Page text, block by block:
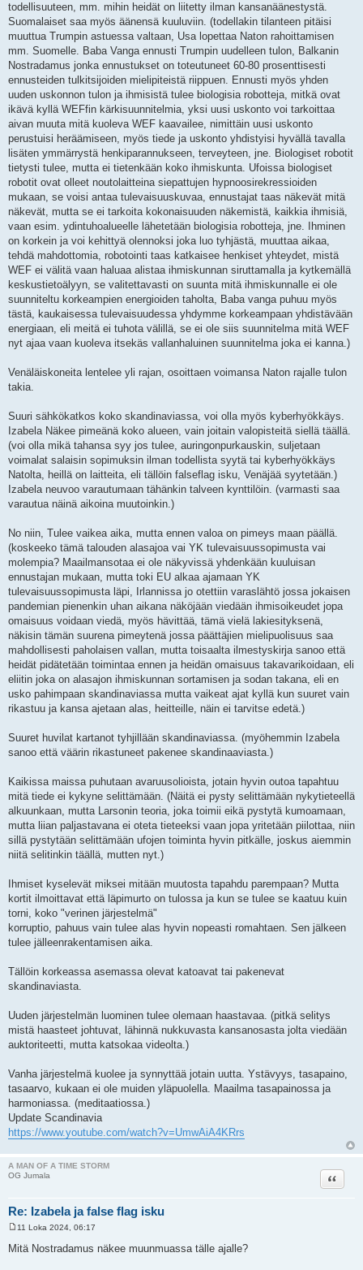
todellisuuteen, mm. mihin heidät on liitetty ilman kansanäänestystä.
Suomalaiset saa myös äänensä kuuluviin. (todellakin tilanteen pitäisi
muuttua Trumpin astuessa valtaan, Usa lopettaa Naton rahoittamisen
mm. Suomelle. Baba Vanga ennusti Trumpin uudelleen tulon, Balkanin
Nostradamus jonka ennustukset on toteutuneet 60-80 prosenttisesti
ennusteiden tulkitsijoiden mielipiteistä riippuen. Ennusti myös yhden
uuden uskonnon tulon ja ihmisistä tulee biologisia robotteja, mitkä ovat
ikävä kyllä WEFfin kärkisuunnitelmia, yksi uusi uskonto voi tarkoittaa
aivan muuta mitä kuoleva WEF kaavailee, nimittäin uusi uskonto
perustuisi heräämiseen, myös tiede ja uskonto yhdistyisi hyvällä tavalla
lisäten ymmärrystä henkiparannukseen, terveyteen, jne. Biologiset robotit
tietysti tulee, mutta ei tietenkään koko ihmiskunta. Ufoissa biologiset
robotit ovat olleet noutolaitteina siepattujen hypnoosirekressioiden
mukaan, se voisi antaa tulevaisuuskuvaa, ennustajat taas näkevät mitä
näkevät, mutta se ei tarkoita kokonaisuuden näkemistä, kaikkia ihmisiä,
vaan esim. ydintuhoalueelle lähetetään biologisia robotteja, jne. Ihminen
on korkein ja voi kehittyä olennoksi joka luo tyhjästä, muuttaa aikaa,
tehdä mahdottomia, robotointi taas katkaisee henkiset yhteydet, mistä
WEF ei välitä vaan haluaa alistaa ihmiskunnan siruttamalla ja kytkemällä
keskustietoälyyn, se valitettavasti on suunta mitä ihmiskunnalle ei ole
suunniteltu korkeampien energioiden taholta, Baba vanga puhuu myös
tästä, kaukaisessa tulevaisuudessa yhdymme korkeampaan yhdistävään
energiaan, eli meitä ei tuhota välillä, se ei ole siis suunnitelma mitä WEF
nyt ajaa vaan kuoleva itsekäs vallanhaluinen suunnitelma joka ei kanna.)
Venäläiskoneita lentelee yli rajan, osoittaen voimansa Naton rajalle tulon
takia.
Suuri sähkökatkos koko skandinaviassa, voi olla myös kyberhyökkäys.
Izabela Näkee pimeänä koko alueen, vain joitain valopisteitä siellä täällä.
(voi olla mikä tahansa syy jos tulee, auringonpurkauskin, suljetaan
voimalat salaisin sopimuksin ilman todellista syytä tai kyberhyökkäys
Natolta, heillä on laitteita, eli tällöin falseflag isku, Venäjää syytetään.)
Izabela neuvoo varautumaan tähänkin talveen kynttilöin. (varmasti saa
varautua näinä aikoina muutoinkin.)
No niin, Tulee vaikea aika, mutta ennen valoa on pimeys maan päällä.
(koskeeko tämä talouden alasajoa vai YK tulevaisuussopimusta vai
molempia? Maailmansotaa ei ole näkyvissä yhdenkään kuuluisan
ennustajan mukaan, mutta toki EU alkaa ajamaan YK
tulevaisuussopimusta läpi, Irlannissa jo otettiin varaslähtö jossa jokaisen
pandemian pienenkin uhan aikana näköjään viedään ihmisoikeudet jopa
omaisuus voidaan viedä, myös hävittää, tämä vielä lakiesityksenä,
näkisin tämän suurena pimeytenä jossa päättäjien mielipuolisuus saa
mahdollisesti paholaisen vallan, mutta toisaalta ilmestyskirja sanoo että
heidät pidätetään toimintaa ennen ja heidän omaisuus takavarikoidaan, eli
eliitin joka on alasajon ihmiskunnan sortamisen ja sodan takana, eli en
usko pahimpaan skandinaviassa mutta vaikeat ajat kyllä kun suuret vain
rikastuu ja kansa ajetaan alas, heitteille, näin ei tarvitse edetä.)
Suuret huvilat kartanot tyhjillään skandinaviassa. (myöhemmin Izabela
sanoo että väärin rikastuneet pakenee skandinaaviasta.)
Kaikissa maissa puhutaan avaruusolioista, jotain hyvin outoa tapahtuu
mitä tiede ei kykyne selittämään. (Näitä ei pysty selittämään nykytieteellä
alkuunkaan, mutta Larsonin teoria, joka toimii eikä pystytä kumoamaan,
mutta liian paljastavana ei oteta tieteeksi vaan jopa yritetään piilottaa, niin
sillä pystytään selittämään ufojen toiminta hyvin pitkälle, joskus aiemmin
niitä selitinkin täällä, mutten nyt.)
Ihmiset kyselevät miksei mitään muutosta tapahdu parempaan? Mutta
kortit ilmoittavat että läpimurto on tulossa ja kun se tulee se kaatuu kuin
torni, koko "verinen järjestelmä"
korruptio, pahuus vain tulee alas hyvin nopeasti romahtaen. Sen jälkeen
tulee jälleenrakentamisen aika.
Tällöin korkeassa asemassa olevat katoavat tai pakenevat
skandinaviasta.
Uuden järjestelmän luominen tulee olemaan haastavaa. (pitkä selitys
mistä haasteet johtuvat, lähinnä nukkuvasta kansanosasta jolta viedään
auktoriteetti, mutta katsokaa videolta.)
Vanha järjestelmä kuolee ja synnyttää jotain uutta. Ystävyys, tasapaino,
tasaarvo, kukaan ei ole muiden yläpuolella. Maailma tasapainossa ja
harmoniassa. (meditaatiossa.)
Update Scandinavia
https://www.youtube.com/watch?v=UmwAiA4KRrs
A MAN OF A TIME STORM
OG Jumala
Re: Izabela ja false flag isku
Lainaa
i
e
11 Loka 2024, 06:17
Mitä Nostradamus näkee muunmuassa tälle ajalle?